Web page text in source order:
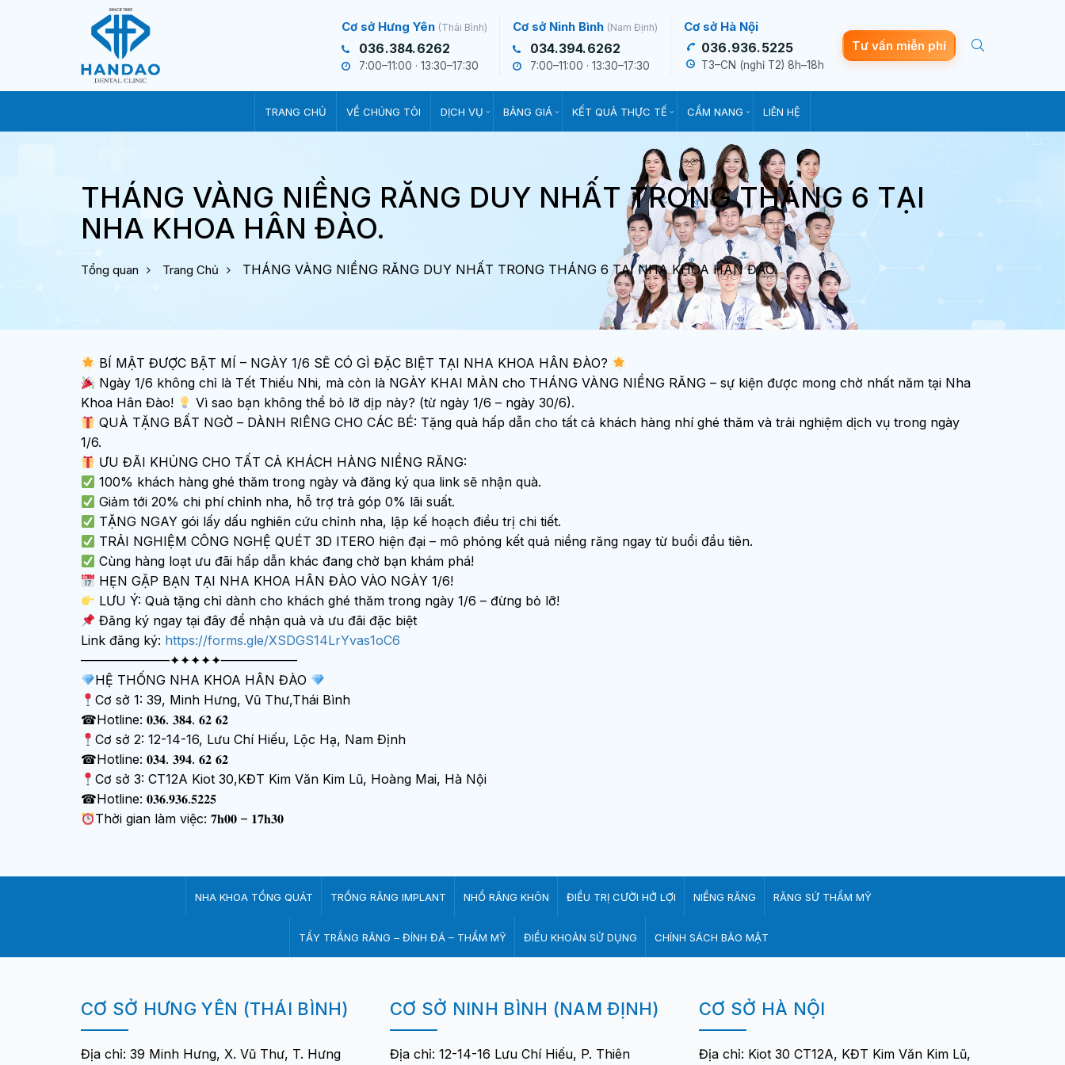
Cơ sở Hưng Yên (Thái Bình)
036.384.6262
7:00–11:00 · 13:30–17:30
Cơ sở Ninh Bình (Nam Định)
034.394.6262
7:00–11:00 · 13:30–17:30
Cơ sở Hà Nội
036.936.5225
T3–CN (nghỉ T2) 8h–18h
Tư vấn miễn phí
TRANG CHỦ VỀ CHÚNG TÔI DỊCH VỤ BẢNG GIÁ KẾT QUẢ THỰC TẾ CẨM NANG LIÊN HỆ
THÁNG VÀNG NIỀNG RĂNG DUY NHẤT TRONG THÁNG 6 TẠI
NHA KHOA HÂN ĐÀO.
Tổng quan Trang Chủ THÁNG VÀNG NIỀNG RĂNG DUY NHẤT TRONG THÁNG 6 TẠI NHA KHOA HÂN ĐÀO.
BÍ MẬT ĐƯỢC BẬT MÍ – NGÀY 1/6 SẼ CÓ GÌ ĐẶC BIỆT TẠI NHA KHOA HÂN ĐÀO?
Ngày 1/6 không chỉ là Tết Thiếu Nhi, mà còn là NGÀY KHAI MÀN cho THÁNG VÀNG NIỀNG RĂNG – sự kiện được mong chờ nhất năm tại Nha
Khoa Hân Đào!
Vì sao bạn không thể bỏ lỡ dịp này? (từ ngày 1/6 – ngày 30/6).
QUÀ TẶNG BẤT NGỜ – DÀNH RIÊNG CHO CÁC BÉ: Tặng quà hấp dẫn cho tất cả khách hàng nhí ghé thăm và trải nghiệm dịch vụ trong ngày
1/6.
ƯU ĐÃI KHỦNG CHO TẤT CẢ KHÁCH HÀNG NIỀNG RĂNG:
100% khách hàng ghé thăm trong ngày và đăng ký qua link sẽ nhận quà.
Giảm tới 20% chi phí chỉnh nha, hỗ trợ trả góp 0% lãi suất.
TẶNG NGAY gói lấy dấu nghiên cứu chỉnh nha, lập kế hoạch điều trị chi tiết.
TRẢI NGHIỆM CÔNG NGHỆ QUÉT 3D ITERO hiện đại – mô phỏng kết quả niềng răng ngay từ buổi đầu tiên.
Cùng hàng loạt ưu đãi hấp dẫn khác đang chờ bạn khám phá!
HẸN GẶP BẠN TẠI NHA KHOA HÂN ĐÀO VÀO NGÀY 1/6!
LƯU Ý: Quà tặng chỉ dành cho khách ghé thăm trong ngày 1/6 – đừng bỏ lỡ!
Đăng ký ngay tại đây để nhận quà và ưu đãi đặc biệt
Link đăng ký: https://forms.gle/XSDGS14LrYvas1oC6
––––––––––––––✦✦✦✦✦—––————
HỆ THỐNG NHA KHOA HÂN ĐÀO
Cơ sở 1: 39, Minh Hưng, Vũ Thư,Thái Bình
☎Hotline: 𝟎𝟑𝟔. 𝟑𝟖𝟒. 𝟔𝟐 𝟔𝟐
Cơ sở 2: 12-14-16, Lưu Chí Hiếu, Lộc Hạ, Nam Định
☎Hotline: 𝟎𝟑𝟒. 𝟑𝟗𝟒. 𝟔𝟐 𝟔𝟐
Cơ sở 3: CT12A Kiot 30,KĐT Kim Văn Kim Lũ, Hoàng Mai, Hà Nội
☎Hotline: 𝟎𝟑𝟔.𝟗𝟑𝟔.𝟓𝟐𝟐𝟓
Thời gian làm việc: 𝟕𝐡𝟎𝟎 – 𝟏𝟕𝐡𝟑𝟎
NHA KHOA TỔNG QUÁT TRỒNG RĂNG IMPLANT NHỔ RĂNG KHÔN ĐIỀU TRỊ CƯỜI HỞ LỢI NIỀNG RĂNG RĂNG SỨ THẨM MỸ
TẨY TRẮNG RĂNG – ĐÍNH ĐÁ – THẨM MỸ ĐIỀU KHOẢN SỬ DỤNG CHÍNH SÁCH BẢO MẬT
CƠ SỞ HƯNG YÊN (THÁI BÌNH)
Địa chỉ: 39 Minh Hưng, X. Vũ Thư, T. Hưng
CƠ SỞ NINH BÌNH (NAM ĐỊNH)
Địa chỉ: 12-14-16 Lưu Chí Hiếu, P. Thiên
CƠ SỞ HÀ NỘI
Địa chỉ: Kiot 30 CT12A, KĐT Kim Văn Kim Lũ,